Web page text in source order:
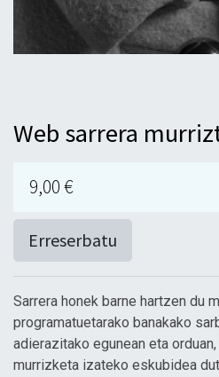
Web sarrera
9,00€
Erreserbatu
Sarrera honek barne hartzen du
programatuetarako banakako
adierazitako egunean eta
murrizketa izateko eskubidea